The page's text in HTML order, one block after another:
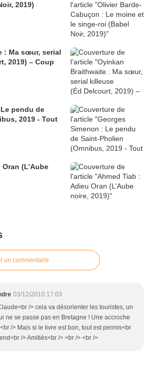
2019)
: Ma sœur, serial
2019) – Coup
pendu de
2019 - Tout
(L’Aube
un commentaire
03/12/2010 17:03
/> cela va désorienter les touristes, un
ne se passe pas en Bretagne ! Une accroche
/> Mais si le livre est bon, tout est permis<br
/> Amitiés<br /> <br /> <br />